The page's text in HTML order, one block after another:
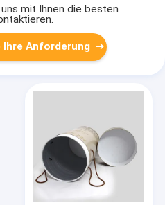
mit Ihnen die besten
Ihre Anforderung